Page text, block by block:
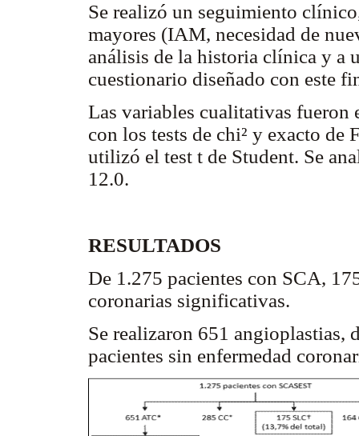
Se realizó un seguimiento
mayores (IAM, necesidad de
análisis de la historia clínica y a
cuestionario diseñado con este
Las variables cualitativas fueron
con los tests de chi² y exacto de
utilizó el test t de Student. Se
12.0.
RESULTADOS
De 1.275 pacientes con SCA,
coronarias significativas.
Se realizaron 651 angioplastias,
pacientes sin enfermedad